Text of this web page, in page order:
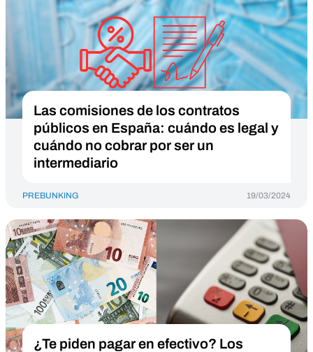
Las comisiones de los contratos
públicos en España: cuándo es legal y
cuándo no cobrar por ser un
intermediario
PREBUNKING 19/03/2024
¿Te piden pagar en efectivo? Los